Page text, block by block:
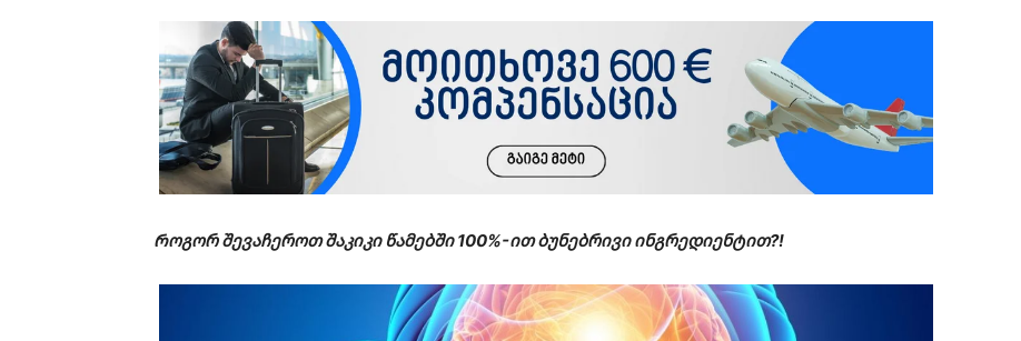
Როგორ შევაჩეროთ შაკიკი წამებში 100%-ით ბუნებრივი ინგრედიენტით?!